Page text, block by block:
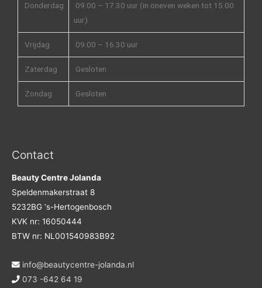
Donderdag
09.00 – 17.30 uur (in oneven weken tot 15.00
uur)
Vrijdag 09.00 – 16.30 uur
Zaterdag Gesloten
Zondag Gesloten
Contact
Beauty Centre Jolanda
Speldenmakerstraat 8
5232BG ‘s-Hertogenbosch
KVK nr: 16050444
BTW nr: NL001540983B92
info@beautycentre-jolanda.nl
073 -642 64 19